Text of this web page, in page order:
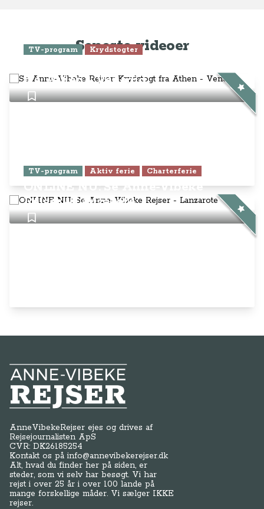
Seneste videoer
TV-program Krydstogter
fra Athen - Venedig
TV-program Aktiv ferie Charterferie
ONLINE NU: Se Anne-Vibeke
Rejser - Lanzarote
Anne-Vibeke Rejser
AnneVibekeRejser ejes og drives af
Rejsejournalisten ApS
CVR: DK26185254
Kontakt os påinfo@annevibekerejser.dk
Alt, hvad du finder her på siden, er
steder, som vi selv har besøgt. Vi har
rejst i over 25 år i over 100 lande på
mange forskellige måder. Vi sælger IKKE
rejser.